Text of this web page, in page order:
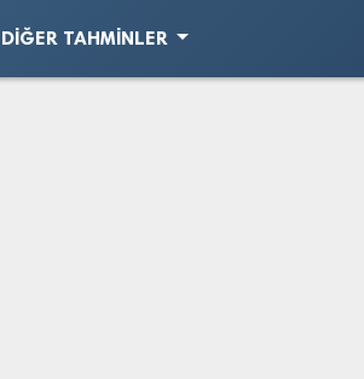
DIĞER TAHMINLERarrow_drop_down